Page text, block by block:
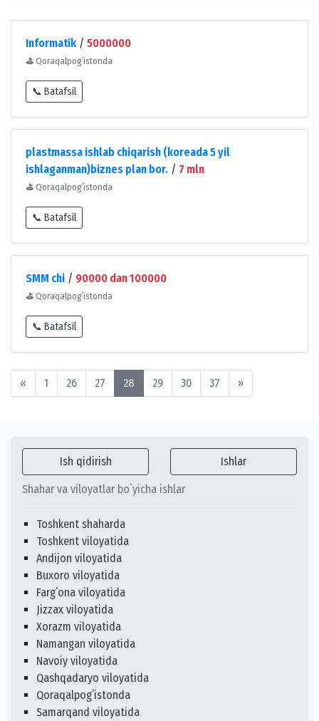
Informatik / 5000000
⛳ Qoraqalpogʻistonda
📞 Batafsil
plastmassa ishlab chiqarish (koreada 5 yil
ishlaganman)biznes plan bor. / 7 mln
⛳ Qoraqalpogʻistonda
📞 Batafsil
SMM chi / 90000 dan 100000
⛳ Qoraqalpogʻistonda
📞 Batafsil
« 1 26 27 28 29 30 37 »
Ish qidirish Ishlar
Shahar va viloyatlar bo`yicha ishlar
Toshkent shaharda
Toshkent viloyatida
Andijon viloyatida
Buxoro viloyatida
Fargʻona viloyatida
Jizzax viloyatida
Xorazm viloyatida
Namangan viloyatida
Navoiy viloyatida
Qashqadaryo viloyatida
Qoraqalpogʻistonda
Samarqand viloyatida